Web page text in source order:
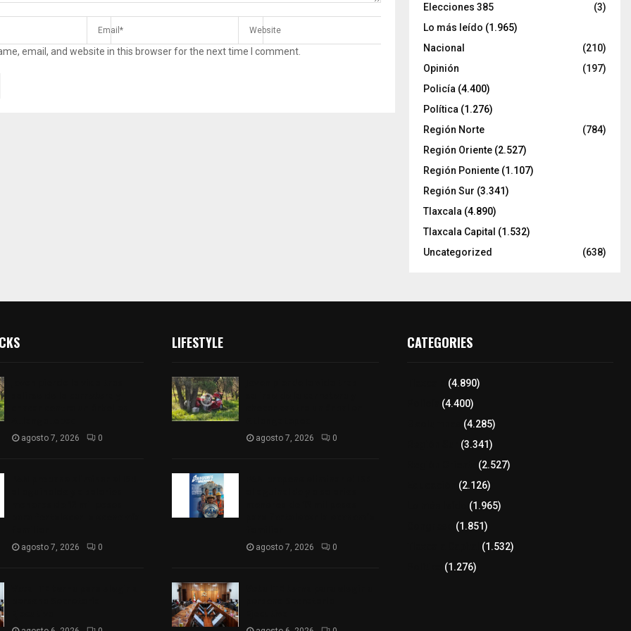
email, and website in this browser for the next time I comment.
Elecciones 385
(3)
Lo más leído (1.965)
Nacional
(210)
Opinión
(197)
Policía (4.400)
Política (1.276)
Región Norte
(784)
Región Oriente (2.527)
Región Poniente (1.107)
Región Sur (3.341)
Tlaxcala (4.890)
Tlaxcala Capital (1.532)
Uncategorized
(638)
agosto 7, 2026 0
agosto 7, 2026 0
LIFESTYLE
agosto 7, 2026 0
agosto 7, 2026 0
CATEGORIES
(4.890)
(4.400)
(4.285)
(3.341)
(2.527)
(2.126)
(1.965)
(1.851)
(1.532)
(1.276)